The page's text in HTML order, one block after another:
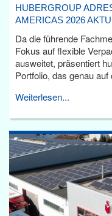
HUBERGROUP
AMERICAS 2026
Da die führende
Fokus auf flexible
ausweitet, präsentiert
Portfolio, das genau
Weiterlesen...